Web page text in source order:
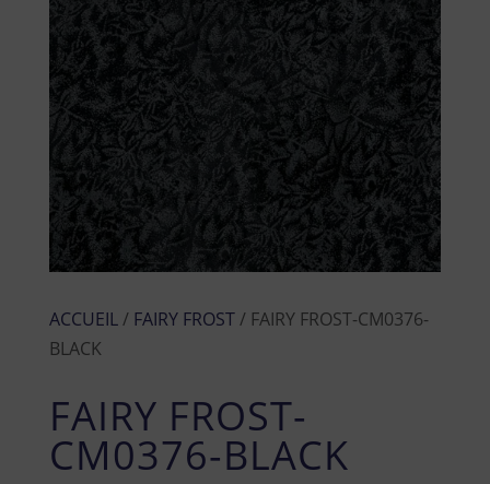
ACCUEIL/ FAIRY FROST/ FAIRY FROST-CM0376-
BLACK
FAIRY FROST-
CM0376-BLACK